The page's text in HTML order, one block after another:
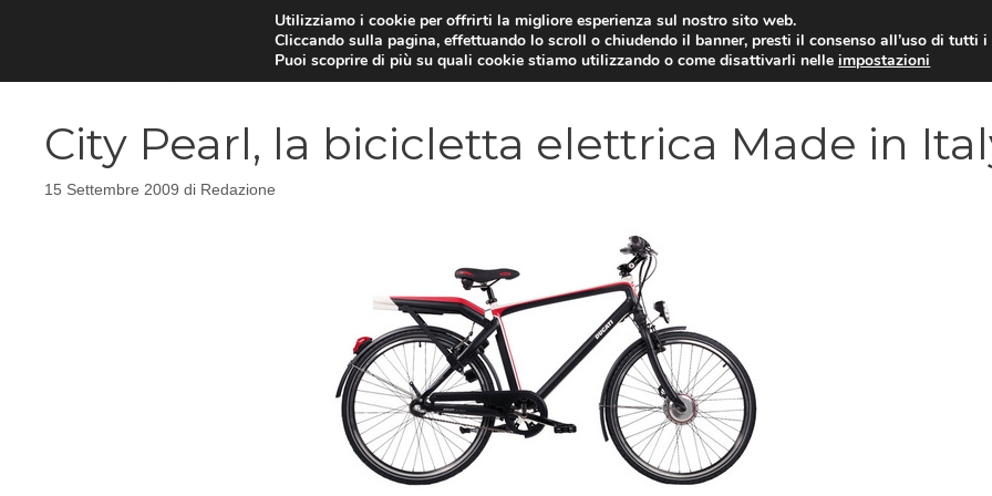
YUAN COIN GOSSIP NEWS DAL
City Pearl, la bicicletta elettrica Made in
15 Settembre 2009 di Redazione
Utilizziamo i cookie per offrirti la migliore esperienza sul nostro sito web.
Cliccando sulla pagina, effettuando lo scroll o chiudendo il banner, presti il consenso all’uso di tutti i
Puoi scoprire di più su quali cookie stiamo utilizzando o come disattivarli nelleimpostazioni